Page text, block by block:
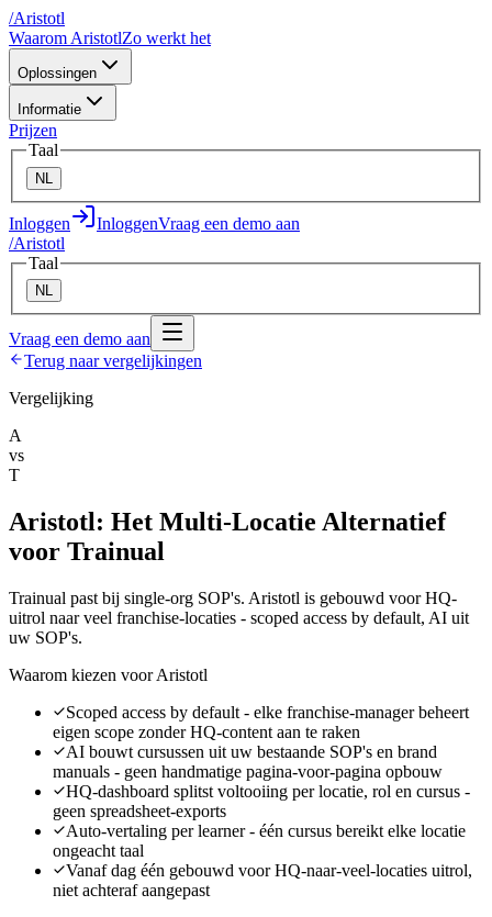
/Aristotl
Waarom AristotlZo werkt het
Oplossingen
Informatie
Prijzen
Taal
NL
Inloggen InloggenVraag een demo aan
/Aristotl
Taal
NL
Vraag een demo aan
Terug naar vergelijkingen
Vergelijking
A
vs
T
Aristotl: Het Multi-Locatie Alternatief
voor Trainual
Trainual past bij single-org SOP's. Aristotl is gebouwd voor HQ-
uitrol naar veel franchise-locaties - scoped access by default, AI uit
uw SOP's.
Waarom kiezen voor Aristotl
Scoped access by default - elke franchise-manager beheert
eigen scope zonder HQ-content aan te raken
AI bouwt cursussen uit uw bestaande SOP's en brand
manuals - geen handmatige pagina-voor-pagina opbouw
HQ-dashboard splitst voltooiing per locatie, rol en cursus -
geen spreadsheet-exports
Auto-vertaling per learner - één cursus bereikt elke locatie
ongeacht taal
Vanaf dag één gebouwd voor HQ-naar-veel-locaties uitrol,
niet achteraf aangepast